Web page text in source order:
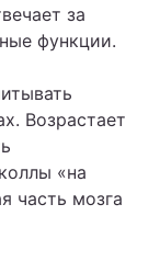
за
функции.
Возрастает
«на
часть мозга